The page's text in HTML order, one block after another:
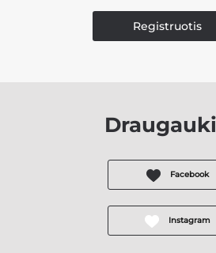
Registruotis
Facebook
Instagram